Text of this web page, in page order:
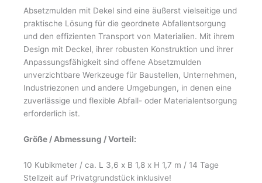
Absetzmulden mit Dekel sind eine äußerst vielseitige und
praktische Lösung für die geordnete Abfallentsorgung
und den effizienten Transport von Materialien. Mit ihrem
Design mit Deckel, ihrer robusten Konstruktion und ihrer
Anpassungsfähigkeit sind offene Absetzmulden
unverzichtbare Werkzeuge für Baustellen, Unternehmen,
Industriezonen und andere Umgebungen, in denen eine
zuverlässige und flexible Abfall- oder Materialentsorgung
erforderlich ist.
Größe / Abmessung / Vorteil:
10 Kubikmeter / ca. L 3,6 x B 1,8 x H 1,7 m / 14 Tage
Stellzeit auf Privatgrundstück inklusive!